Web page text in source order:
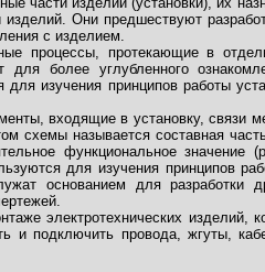
Они предшествуют
с изделием.
процессы, протекающие в
более углубленного
изучения принципов работы
входящие в установку, связи
схемы называется составная
функциональное значение
для изучения принципов
основанием для разработки
электротехнических изделий,
и подключить провода, жгуты,